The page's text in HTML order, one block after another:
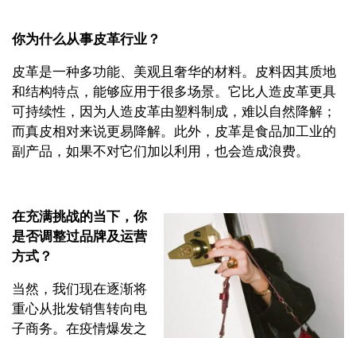
你为什么从事皮革行业？
皮革是一种多功能、美观且奢华的材料。皮料因其质地
和结构特点，能够应用于很多场景。它比人造皮革更具
可持续性，因为人造皮革由塑料制成，难以自然降解；
而真皮相对来说更易降解。此外，皮革是食品加工业的
副产品，如果不对它们加以利用，也会造成浪费。
在充满挑战的当下，你
是否调整过品牌及运营
方式？
当然，我们现在逐渐将
重心从批发销售转向电
子商务。在疫情爆发之